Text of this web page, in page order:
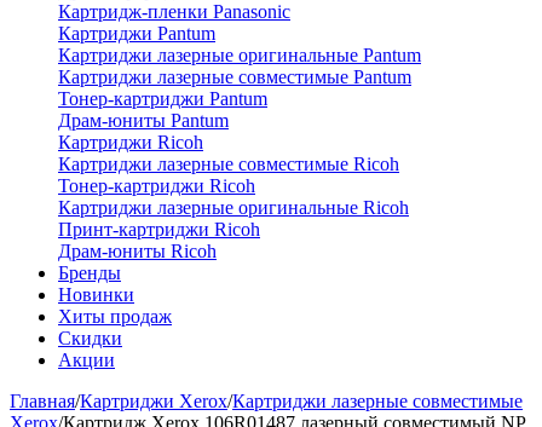
Картридж-пленки Panasonic
Картриджи Pantum
Картриджи лазерные оригинальные Pantum
Картриджи лазерные совместимые Pantum
Тонер-картриджи Pantum
Драм-юниты Pantum
Картриджи Ricoh
Картриджи лазерные совместимые Ricoh
Тонер-картриджи Ricoh
Картриджи лазерные оригинальные Ricoh
Принт-картриджи Ricoh
Драм-юниты Ricoh
Бренды
Новинки
Хиты продаж
Скидки
Акции
Главная/Картриджи Xerox/Картриджи лазерные совместимые
Xerox/Картридж Xerox 106R01487 лазерный совместимый NP